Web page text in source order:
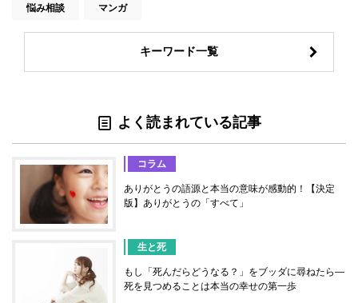
悩み相談 マンガ
キーワード一覧
よく読まれている記事
コラム
ありがとうの語源と本当の意味が感動的！【決定
版】ありがとうの「すべて」
生と死
もし「死んだらどうなる？」をブッダに尋ねたら―
死を見つめることは本当の幸せの第一歩